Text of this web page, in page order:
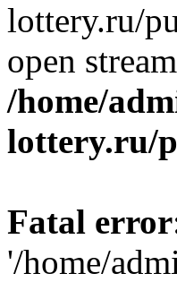
lottery.ru/
open
/home/
lottery.ru/
Fatal error
'/home/